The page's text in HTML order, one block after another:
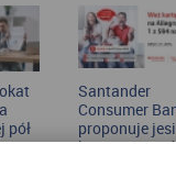
pół
Santander
Consumer
proponuje
kartą i